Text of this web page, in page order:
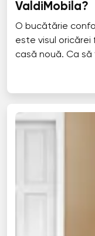
ValdiMobila?
O bucătărie
este visul oricărei
casă nouă. Ca să